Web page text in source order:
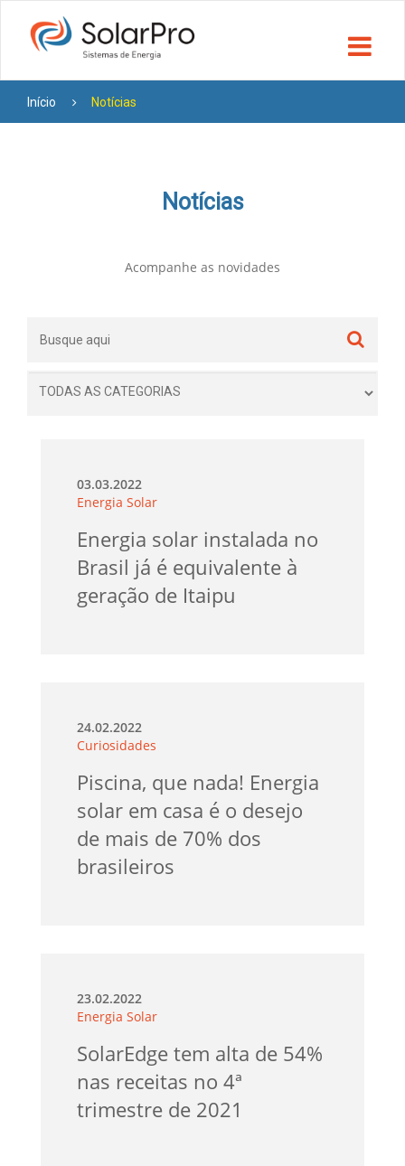
Início Notícias
Notícias
Acompanhe as novidades
03.03.2022
Energia Solar
Energia solar instalada no
Brasil já é equivalente à
geração de Itaipu
24.02.2022
Curiosidades
Piscina, que nada! Energia
solar em casa é o desejo
de mais de 70% dos
brasileiros
23.02.2022
Energia Solar
SolarEdge tem alta de 54%
nas receitas no 4ª
trimestre de 2021